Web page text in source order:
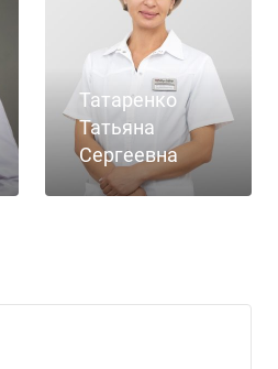
Татаренко
Татьяна
Сергеевна